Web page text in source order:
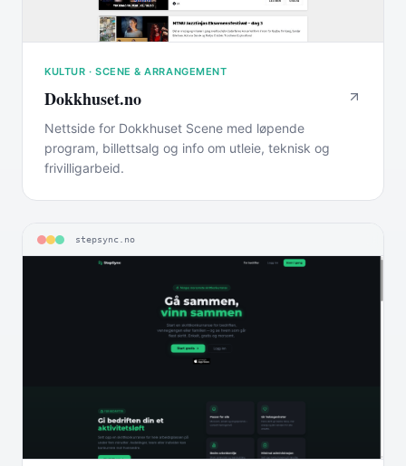
KULTUR · SCENE & ARRANGEMENT
Dokkhuset.no
Nettside for Dokkhuset Scene med løpende
program, billettsalg og info om utleie, teknisk og
frivillig­arbeid.
stepsync.no